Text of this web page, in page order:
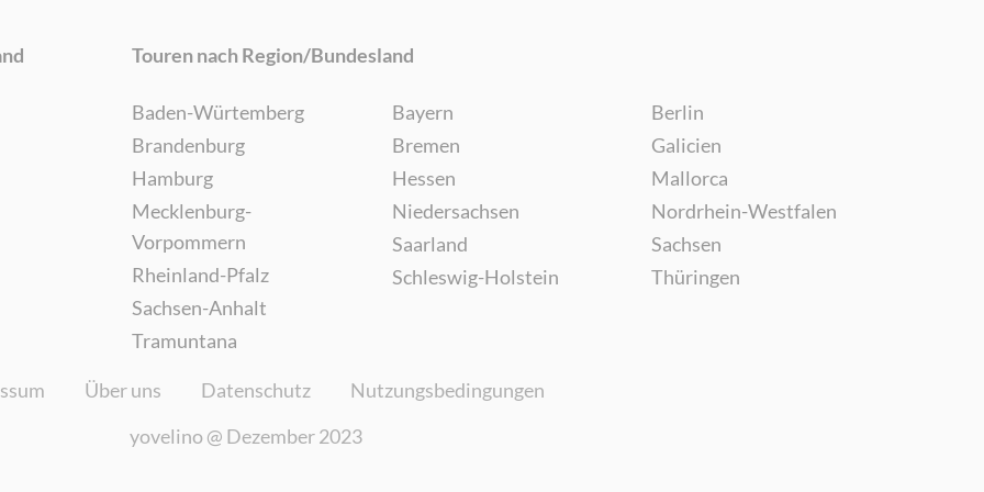
Touren nach Region/Bundesland
Baden-Würtemberg
Brandenburg
Hamburg
Mecklenburg-
Vorpommern
Rheinland-Pfalz
Sachsen-Anhalt
Tramuntana
Bayern
Bremen
Hessen
Niedersachsen
Saarland
Schleswig-Holstein
Berlin
Galicien
Mallorca
Nordrhein-Westfalen
Sachsen
Thüringen
Über uns Datenschutz
Nutzungsbedingungen
yovelino @ Dezember 2023